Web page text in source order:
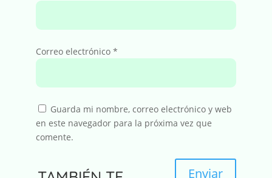
Correo electrónico *
Guarda mi nombre, correo electrónico y web
en este navegador para la próxima vez que
comente.
Enviar